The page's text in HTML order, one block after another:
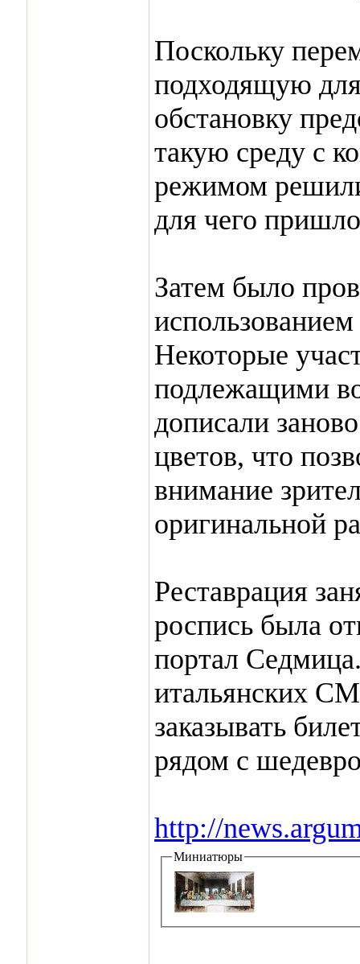
Поскольку
подходящую
обстановку
такую среду с
режимом
для чего
Затем было
Некоторые
подлежащими
дописали
цветов, что
внимание
оригинальной
Реставрация
роспись была
портал
итальянских
заказывать
рядом с
http://
Миниатюры